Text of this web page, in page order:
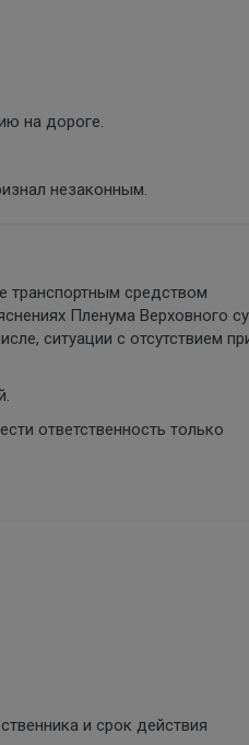
на дороге.
незаконным.
транспортным средством
Пленума Верховного
ситуации с отсутствием
ответственность только
и срок действия